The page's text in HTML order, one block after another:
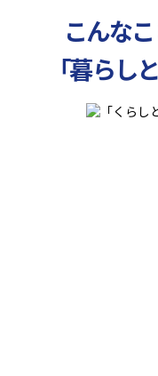
こんな
「暮らし